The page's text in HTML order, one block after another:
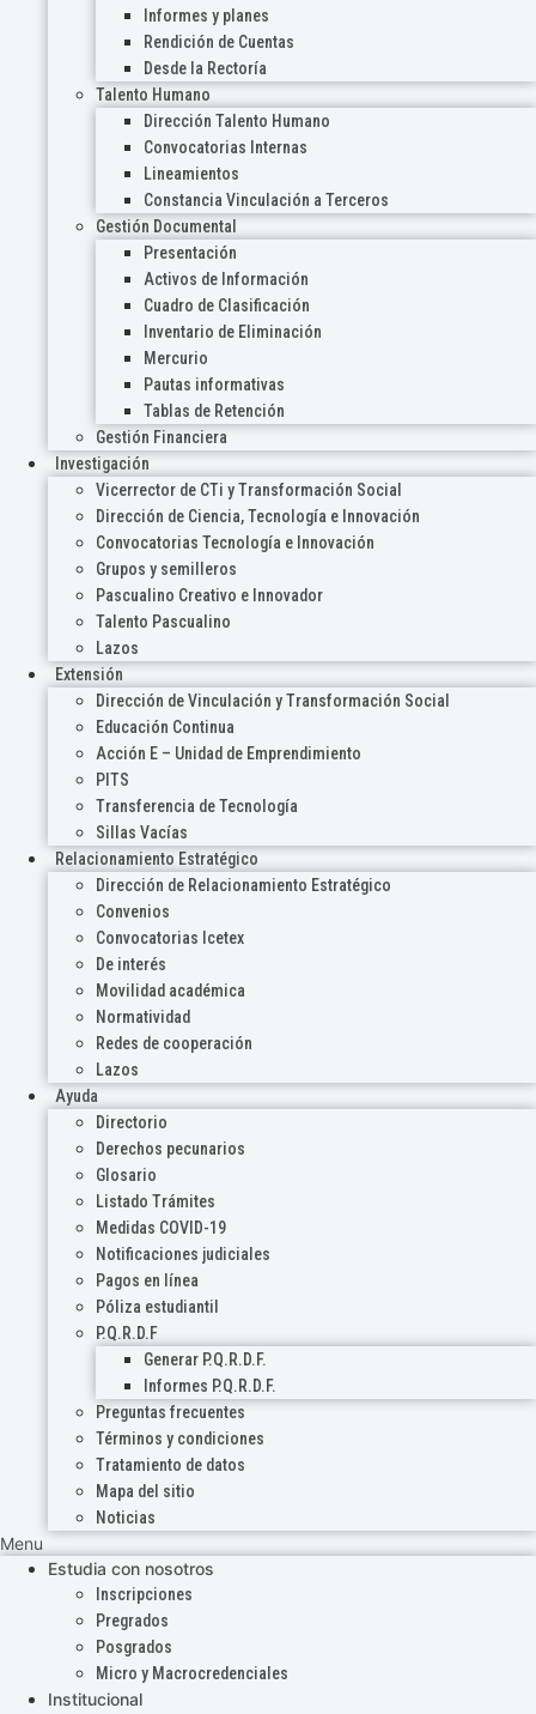
Informes y planes
Rendición de Cuentas
Desde la Rectoría
Talento Humano
Dirección Talento Humano
Convocatorias Internas
Lineamientos
Constancia Vinculación a Terceros
Gestión Documental
Presentación
Activos de Información
Cuadro de Clasificación
Inventario de Eliminación
Mercurio
Pautas informativas
Tablas de Retención
Gestión Financiera
Investigación
Vicerrector de CTi y Transformación Social
Dirección de Ciencia, Tecnología e Innovación
Convocatorias Tecnología e Innovación
Grupos y semilleros
Pascualino Creativo e Innovador
Talento Pascualino
Lazos
Extensión
Dirección de Vinculación y Transformación Social
Educación Continua
Acción E – Unidad de Emprendimiento
PITS
Transferencia de Tecnología
Sillas Vacías
Relacionamiento Estratégico
Dirección de Relacionamiento Estratégico
Convenios
Convocatorias Icetex
De interés
Movilidad académica
Normatividad
Redes de cooperación
Lazos
Ayuda
Directorio
Derechos pecunarios
Glosario
Listado Trámites
Medidas COVID-19
Notificaciones judiciales
Pagos en línea
Póliza estudiantil
P.Q.R.D.F
Generar P.Q.R.D.F.
Informes P.Q.R.D.F.
Preguntas frecuentes
Términos y condiciones
Tratamiento de datos
Mapa del sitio
Noticias
Menu
Estudia con nosotros
Inscripciones
Pregrados
Posgrados
Micro y Macrocredenciales
Institucional